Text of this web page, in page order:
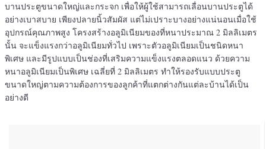
บานประตูขนาดใหญ่และกระจก เพื่อให้ผู้ใช้สามารถเลื่อนบานประตูได้
อย่างเบาสบาย เพียงปลายนิ้วสัมผัส แต่ไม่เปราะบางอย่างแน่นอนเมื่อใช้
อุปกรณ์คุณภาพสูง โครงสร้างอลูมิเนียมของที่หนาประมาณ 2 มิลลิเมตร
นั้น จะแข็งแรงกว่าอลูมิเนียมทั่วไป เพราะตัวอลูมิเนียมเป็นชนิดหนา
พิเศษ และมีรูปแบบเป็นช่องที่เสริมความแข็งแรงตลอดแนว ด้วยความ
หนาอลูมิเนียมเป็นพิเศษ เฉลี่ยที่ 2 มิลลิเมตร ทำให้รองรับแบบประตู
ขนาดใหญ่ตามความต้องการของลูกค้าที่แตกต่างกันแต่ละบ้านได้เป็น
อย่างดี